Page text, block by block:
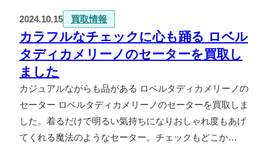
2024.10.15 買取情報
カラフルなチェックに心も踊る ロベル
タディカメリーノのセーターを買取し
ました
カジュアルながらも品がある ロベルタディカメリーノの
セーター ロベルタディカメリーノのセーターを買取しま
した。着るだけで明るい気持ちになりおしゃれ度もあげ
てくれる魔法のようなセーター。チェックもどこか…